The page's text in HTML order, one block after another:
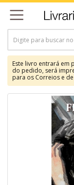
Este livro entrará em
do pedido, será
para os Correios e